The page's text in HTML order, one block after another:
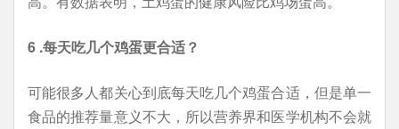
6 .每天吃几个鸡蛋更合适？
可能很多人都关心到底每天吃几个鸡蛋合适，但是单一
食品的推荐量意义不大，所以营养界和医学机构不会就